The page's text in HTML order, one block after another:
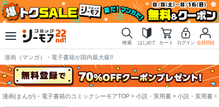
検索 はじめて カート ログイン 会員登録
漫画（マンガ）・電子書籍が国内最大級!!
漫画(まんが)・電子書籍のコミックシーモアTOP 小説・実用書 小説・実用書